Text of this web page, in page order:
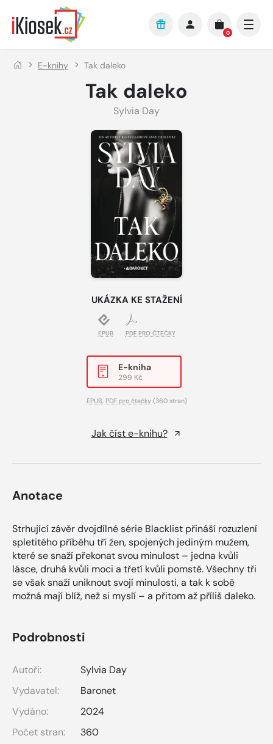
Přejít na hlavní obsah
0
E-knihy Tak daleko
Tak daleko
Sylvia Day
UKÁZKA KE STAŽENÍ
EPUB PDF PRO ČTEČKY
E-kniha
299 Kč
EPUB, PDF pro čtečky(360 stran)
Jak číst e-knihu?
Anotace
Strhující závěr dvojdílné série Blacklist přináší rozuzlení
spletitého příběhu tří žen, spojených jediným mužem,
které se snaží překonat svou minulost – jedna kvůli
lásce, druhá kvůli moci a třetí kvůli pomstě. Všechny tři
se však snaží uniknout svojí minulosti, a tak k sobě
možná mají blíž, než si myslí – a přitom až příliš daleko.
Podrobnosti
Autoři:
Sylvia Day
Vydavatel:
Baronet
Vydáno:
2024
Počet stran:
360